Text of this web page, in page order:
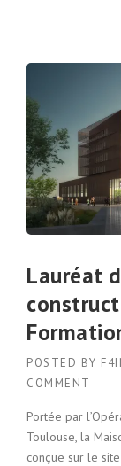
Lauréat
POSTED BY
COMMENT
Portée par
Toulouse, la
conçue sur le